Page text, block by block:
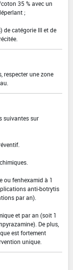
35 % avec un
;
de catégorie III et de
respecter une zone
suivantes sur
ou fenhexamid à 1
anti-botrytis
par an).
et par an (soit 1
De plus,
est fortement
unique.